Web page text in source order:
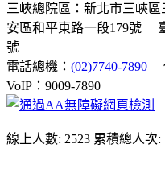
三峽總院區：新北市三峽區
安區和平東路一段179號
號
電話總機： (02)7740-7890
VoIP：9009-7890
線上人數: 2523 累積總人次: